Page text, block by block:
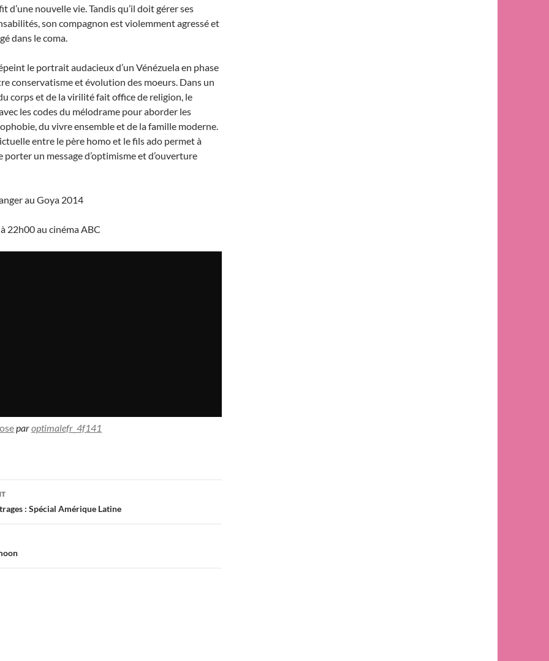
d’une nouvelle vie. Tandis qu’il doit gérer ses
son compagnon est violemment agressé et
dans le coma.
le portrait audacieux d’un Vénézuela en phase
conservatisme et évolution des moeurs. Dans un
corps et de la virilité fait office de religion, le
les codes du mélodrame pour aborder les
du vivre ensemble et de la famille moderne.
entre le père homo et le fils ado permet à
porter un message d’optimisme et d’ouverture
au Goya 2014
22h00 au cinéma ABC
paroptimalefr_4f141
: Spécial Amérique Latine